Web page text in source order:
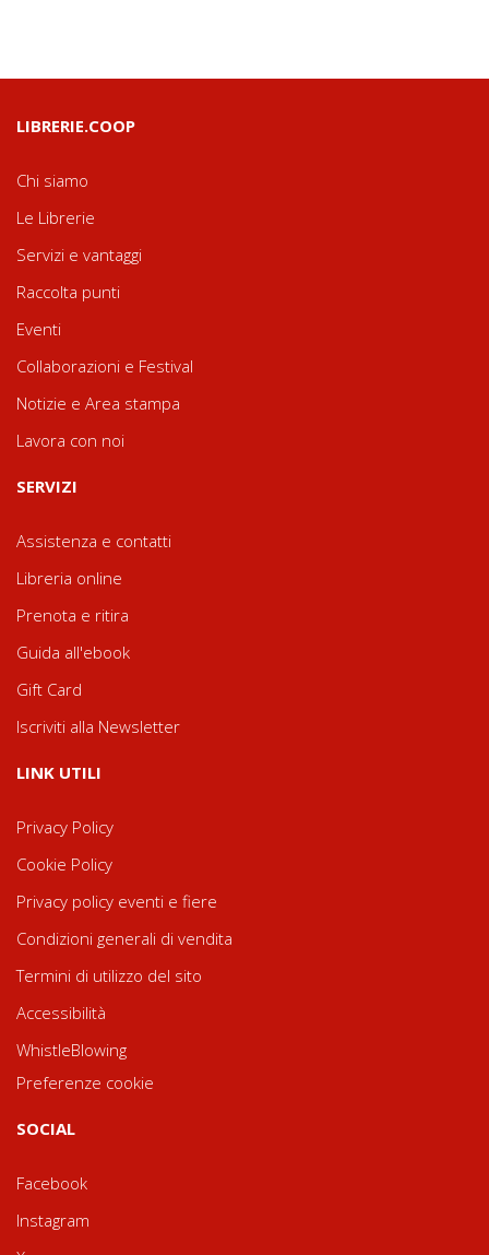
LIBRERIE.COOP
Chi siamo
Le Librerie
Servizi e vantaggi
Raccolta punti
Eventi
Collaborazioni e Festival
Notizie e Area stampa
Lavora con noi
SERVIZI
Assistenza e contatti
Libreria online
Prenota e ritira
Guida all'ebook
Gift Card
Iscriviti alla Newsletter
LINK UTILI
Privacy Policy
Cookie Policy
Privacy policy eventi e fiere
Condizioni generali di vendita
Termini di utilizzo del sito
Accessibilità
WhistleBlowing
Preferenze cookie
SOCIAL
Facebook
Instagram